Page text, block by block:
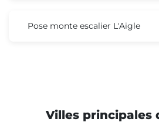
Pose monte escalier L'Aigle
Villes principales